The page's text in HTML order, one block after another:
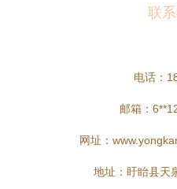
联
电话：
邮箱：6**
网址：
地址：盱眙县天